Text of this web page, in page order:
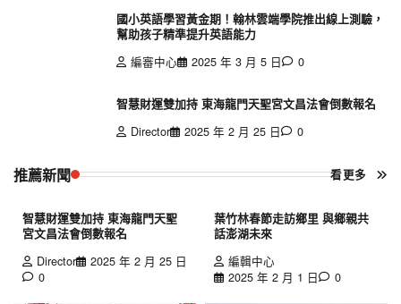
國小英語學習黃金期！翰林雲端學院推出線上測驗，
幫助孩子精準提升英語能力
編審中心
2025 年 3 月 5 日 0
智慧財運雙加持 東海龍門天聖宮文昌法會倒數報名
Director
2025 年 2 月 25 日 0
推薦新聞 看更多
智慧財運雙加持 東海龍門天聖
宮文昌法會倒數報名
Director
2025 年 2 月 25 日
0
葉竹林春節走訪鄉里 與鄉親共
話澎湖未來
編輯中心
2025 年 2 月 1 日
0